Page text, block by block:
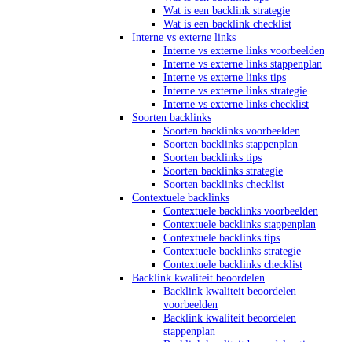
Wat is een backlink strategie
Wat is een backlink checklist
Interne vs externe links
Interne vs externe links voorbeelden
Interne vs externe links stappenplan
Interne vs externe links tips
Interne vs externe links strategie
Interne vs externe links checklist
Soorten backlinks
Soorten backlinks voorbeelden
Soorten backlinks stappenplan
Soorten backlinks tips
Soorten backlinks strategie
Soorten backlinks checklist
Contextuele backlinks
Contextuele backlinks voorbeelden
Contextuele backlinks stappenplan
Contextuele backlinks tips
Contextuele backlinks strategie
Contextuele backlinks checklist
Backlink kwaliteit beoordelen
Backlink kwaliteit beoordelen
voorbeelden
Backlink kwaliteit beoordelen
stappenplan